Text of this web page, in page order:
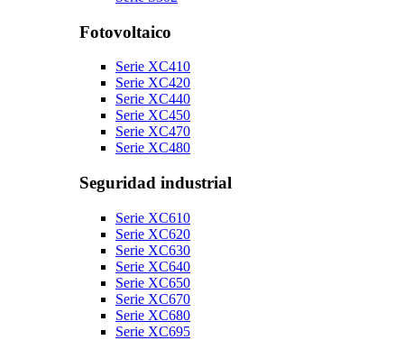
Fotovoltaico
Serie XC410
Serie XC420
Serie XC440
Serie XC450
Serie XC470
Serie XC480
Seguridad industrial
Serie XC610
Serie XC620
Serie XC630
Serie XC640
Serie XC650
Serie XC670
Serie XC680
Serie XC695